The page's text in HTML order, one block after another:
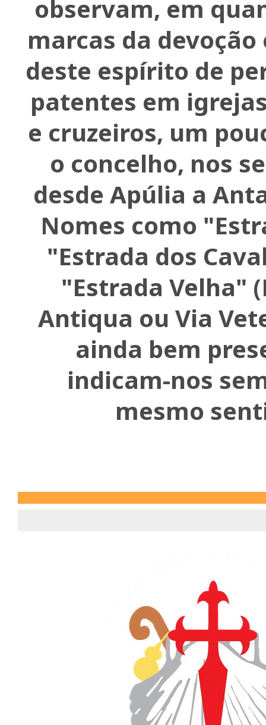
observam, em
marcas da devoção
deste espírito de
patentes em
e cruzeiros, um
o concelho, nos
desde Apúlia a
Nomes como
"Estrada dos
"Estrada Velha"
Antiqua ou Via
ainda bem
indicam-nos
mesmo